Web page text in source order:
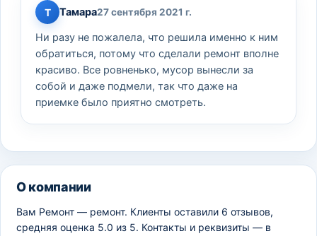
Т Тамара27 сентября 2021 г.
Ни разу не пожалела, что решила именно к ним
обратиться, потому что сделали ремонт вполне
красиво. Все ровненько, мусор вынесли за
собой и даже подмели, так что даже на
приемке было приятно смотреть.
О компании
Вам Ремонт — ремонт. Клиенты оставили 6 отзывов,
средняя оценка 5.0 из 5. Контакты и реквизиты — в